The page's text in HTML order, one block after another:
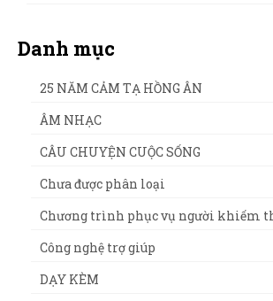
Danh mục
25 NĂM CẢM TẠ HỒNG ÂN
ÂM NHẠC
CÂU CHUYỆN CUỘC SỐNG
Chưa được phân loại
Chương trình phục vụ người khiếm
Công nghệ trợ giúp
DẠY KÈM